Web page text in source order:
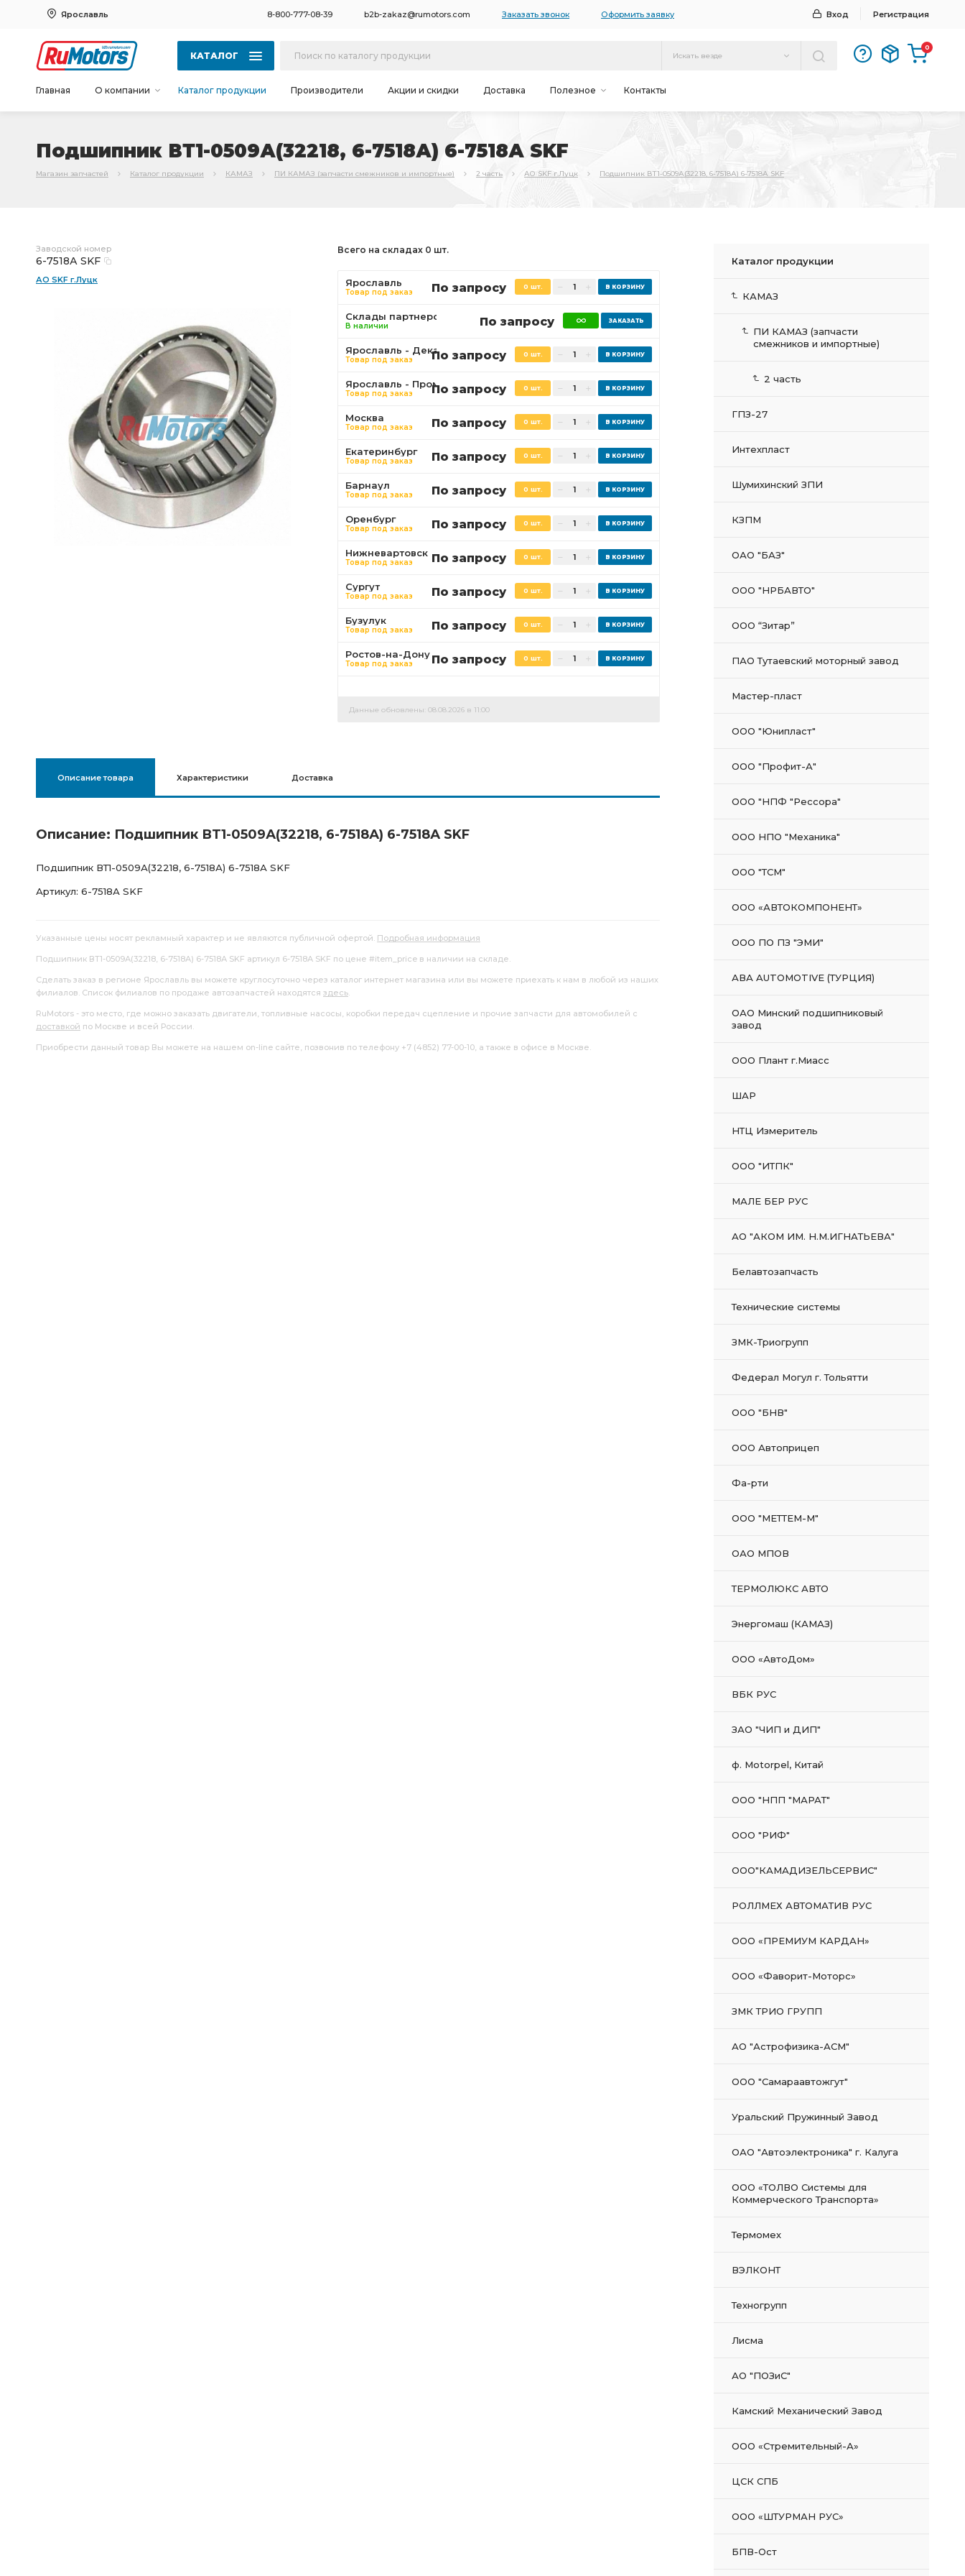
Ярославль 8-800-777-08-39 b2b-zakaz@rumotors.com Заказать звонок Оформить заявку Вход Регистрация
КАТАЛОГ Искать везде
0
Главная О компании Каталог продукции Производители Акции и скидки Доставка Полезное Контакты
Подшипник ВТ1-0509А(32218, 6-7518А) 6-7518А SKF
Магазин запчастей Каталог продукции КАМАЗ ПИ КАМАЗ (запчасти смежников и импортные) 2 часть АО SKF г.Луцк Подшипник ВТ1-0509А(32218, 6-7518А) 6-7518А SKF
Заводской номер
6-7518А SKF
АО SKF г.Луцк
Всего на складах 0 шт.
Ярославль
Товар под заказ По запросу 0 шт.
Склады партнеров
В наличии По запросу
Ярославль - Декабристов
Товар под заказ По запросу 0 шт.
Ярославль - Промышленная
Товар под заказ По запросу 0 шт.
Москва
Товар под заказ По запросу 0 шт.
Екатеринбург
Товар под заказ По запросу 0 шт.
Барнаул
Товар под заказ По запросу 0 шт.
Оренбург
Товар под заказ По запросу 0 шт.
Нижневартовск
Товар под заказ По запросу 0 шт.
Сургут
Товар под заказ По запросу 0 шт.
Бузулук
Товар под заказ По запросу 0 шт.
Ростов-на-Дону
Товар под заказ По запросу 0 шт.
Данные обновлены: 08.08.2026 в 11:00
Описание товара Характеристики Доставка
Описание: Подшипник ВТ1-0509А(32218, 6-7518А) 6-7518А SKF
Подшипник ВТ1-0509А(32218, 6-7518А) 6-7518А SKF
Артикул: 6-7518А SKF
Указанные цены носят рекламный характер и не являются публичной офертой. Подробная информация
Подшипник ВТ1-0509А(32218, 6-7518А) 6-7518А SKF артикул 6-7518А SKF по цене #item_price в наличии на складе.
Сделать заказ в регионе Ярославль вы можете круглосуточно через каталог интернет магазина или вы можете приехать к нам в любой из наших
филиалов. Список филиалов по продаже автозапчастей находятся здесь.
RuMotors - это место, где можно заказать двигатели, топливные насосы, коробки передач сцепление и прочие запчасти для автомобилей с
доставкой по Москве и всей России.
Приобрести данный товар Вы можете на нашем on-line сайте, позвонив по телефону +7 (4852) 77-00-10, а также в офисе в Москве.
Каталог продукции
КАМАЗ
ПИ КАМАЗ (запчасти
смежников и импортные)
2 часть
ГПЗ-27
Интехпласт
Шумихинский ЗПИ
КЗПМ
ОАО "БАЗ"
ООО "НРБАВТО"
ООО “Зитар”
ПАО Тутаевский моторный завод
Мастер-пласт
ООО "Юнипласт"
ООО "Профит-А"
ООО "НПФ "Рессора"
ООО НПО "Механика"
ООО "ТСМ"
ООО «АВТОКОМПОНЕНТ»
ООО ПО ПЗ "ЭМИ"
АВА AUTOMOTIVE (ТУРЦИЯ)
ОАО Минский подшипниковый
завод
ООО Плант г.Миасс
ШАР
НТЦ Измеритель
ООО "ИТПК"
МАЛЕ БЕР РУС
АО "АКОМ ИМ. Н.М.ИГНАТЬЕВА"
Белавтозапчасть
Технические системы
ЗМК-Триогрупп
Федерал Могул г. Тольятти
ООО "БНВ"
ООО Автоприцеп
Фа-рти
ООО "МЕТТЕМ-М"
ОАО МПОВ
ТЕРМОЛЮКС АВТО
Энергомаш (КАМАЗ)
ООО «АвтоДом»
ВБК РУС
ЗАО "ЧИП и ДИП"
ф. Motorpel, Китай
ООО "НПП "МАРАТ"
ООО "РИФ"
ООО"КАМАДИЗЕЛЬСЕРВИС"
РОЛЛМЕХ АВТОМАТИВ РУС
ООО «ПРЕМИУМ КАРДАН»
ООО «Фаворит-Моторс»
ЗМК ТРИО ГРУПП
АО "Астрофизика-АСМ"
ООО "Самараавтожгут"
Уральский Пружинный Завод
ОАО "Автоэлектроника" г. Калуга
ООО «ТОЛВО Системы для
Коммерческого Транспорта»
Термомех
ВЭЛКОНТ
Техногрупп
Лисма
АО "ПОЗиС"
Камский Механический Завод
ООО «Стремительный-А»
ЦСК СПБ
ООО «ШТУРМАН РУС»
БПВ-Ост